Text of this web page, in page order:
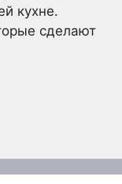
кухне.
сделают